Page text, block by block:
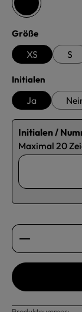
schwarz
Größeauswählen
XS S
Initialen
Ja
Initialen /
Maximal 20
Produkt